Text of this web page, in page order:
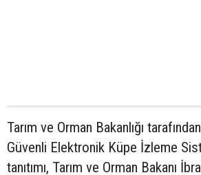
Tarım ve Orman Bakanlığı
Güvenli Elektronik Küpe İzleme
tanıtımı, Tarım ve Orman Bakanı